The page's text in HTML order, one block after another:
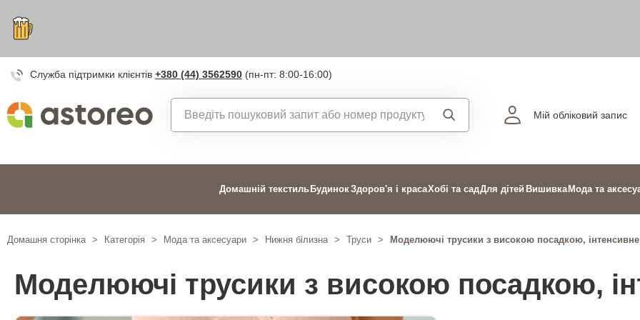
Служба підтримки клієнтів +380 (44) 3562590 (пн-пт: 8:00-16:00)
Мій обліковий запис
Домашній текстиль БудинокЗдоров'я і красаХобі та садДля дітей Вишивка Мода та
Домашня сторінка > Категорія > Мода та аксесуари > Нижня білизна > Труси > Моделюючі трусики з високою посадкою, інтенсивне
Моделюючі трусики з високою посадкою,